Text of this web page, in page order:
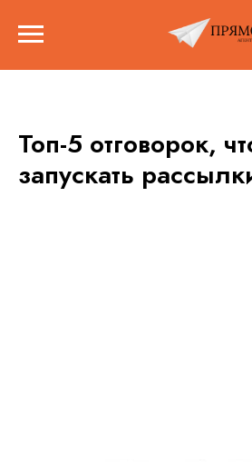
Топ-5 отговорок,
запускать